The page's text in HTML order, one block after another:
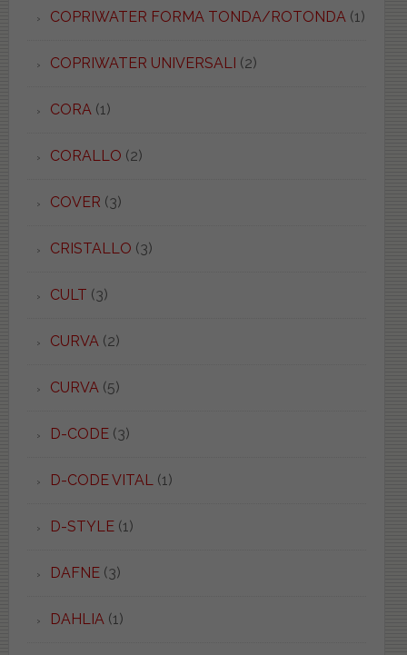
COPRIWATER FORMA TONDA/ROTONDA (1)
COPRIWATER UNIVERSALI (2)
CORA (1)
CORALLO (2)
COVER (3)
CRISTALLO (3)
CULT (3)
CURVA (2)
CURVA (5)
D-CODE(3)
D-CODE VITAL (1)
D-STYLE(1)
DAFNE(3)
DAHLIA (1)